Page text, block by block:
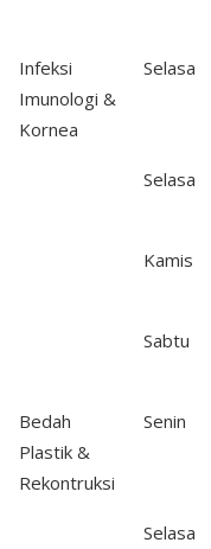
Infeksi
Imunologi &
Kornea
Selasa
Selasa
Kamis
Sabtu
Bedah
Plastik &
Rekontruksi
Senin
Selasa